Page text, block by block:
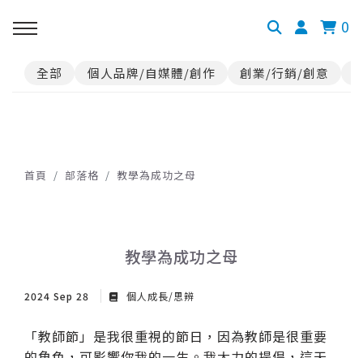
0
全部 個人品牌/自媒體/創作 創業/行銷/創意
首頁 部落格 教學為成功之母
教學為成功之母
2024 Sep 28 個人成長/思辨
「教師節」是我很重視的節日，因為教師是很重要